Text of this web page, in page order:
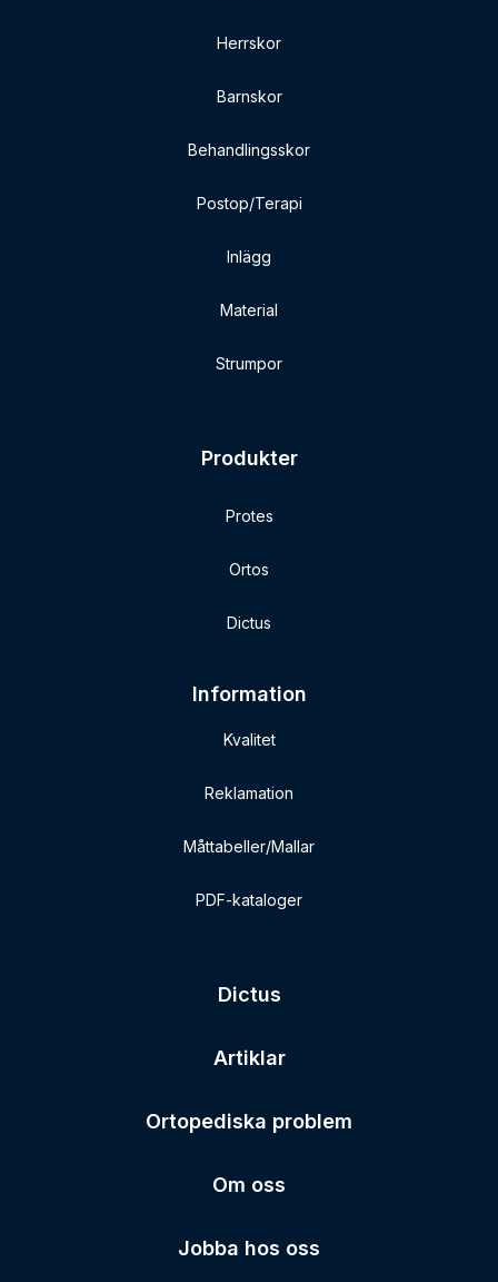
Herrskor
Barnskor
Behandlingsskor
Postop/Terapi
Inlägg
Material
Strumpor
Produkter
Protes
Ortos
Dictus
Information
Kvalitet
Reklamation
Måttabeller/Mallar
PDF-kataloger
Dictus
Artiklar
Ortopediska problem
Om oss
Jobba hos oss